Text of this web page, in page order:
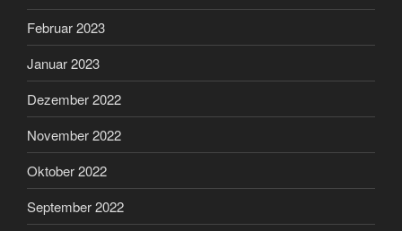
Februar 2023
Januar 2023
Dezember 2022
November 2022
Oktober 2022
September 2022